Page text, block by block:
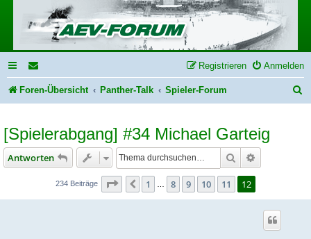
Anmelden
Registrieren
Foren-Übersicht Panther-Talk Spieler-Forum
[Spielerabgang] #34 Michael Garteig
Antworten Suche
234 Beiträge Seite 12 von12
Vorherige
1 8 9 10 11 12